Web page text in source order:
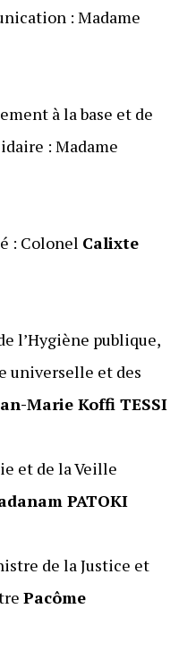
: Madame
à la base et de
: Madame
: ‎Colonel Calixte
l’Hygiène publique,
universelle et des
Marie Koffi TESSI
et de la Veille
PATOKI
de la Justice et
Pacôme